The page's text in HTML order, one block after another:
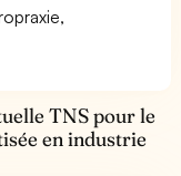
TNS pour le
en industrie